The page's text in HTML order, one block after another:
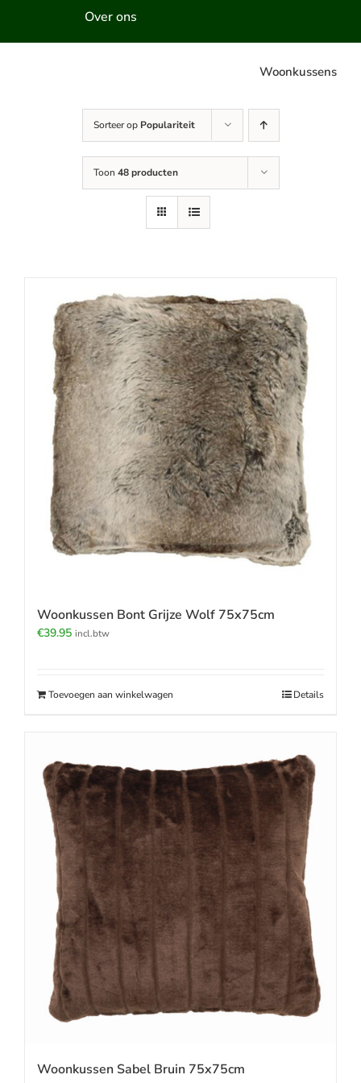
Over ons
Woonkussens
Sorteer op Populariteit
Toon 48 producten
Woonkussen Bont Grijze Wolf 75x75cm
€39.95 incl.btw
Toevoegen aan winkelwagen Details
Woonkussen Sabel Bruin 75x75cm